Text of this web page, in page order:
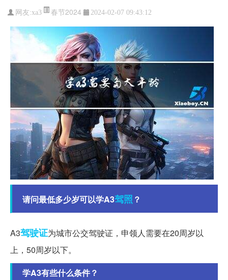
网友:xa3 春节2024 2024-02-07 09:43:12
请问最低多少岁可以学A3驾照 ？
A3驾驶证为城市公交驾驶证，申领人需要在20周岁以
上，50周岁以下。
学A3有些什么条件？